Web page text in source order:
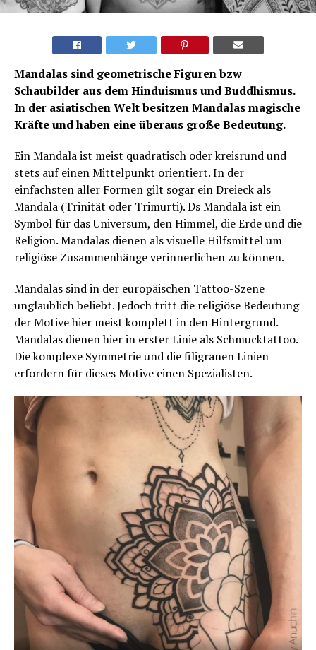
Mandalas sind geometrische Figuren bzw
Schaubilder aus dem Hinduismus und Buddhismus.
In der asiatischen Welt besitzen Mandalas magische
Kräfte und haben eine überaus große Bedeutung.
Ein Mandala ist meist quadratisch oder kreisrund und
stets auf einen Mittelpunkt orientiert. In der
einfachsten aller Formen gilt sogar ein Dreieck als
Mandala (Trinität oder Trimurti). Ds Mandala ist ein
Symbol für das Universum, den Himmel, die Erde und die
Religion. Mandalas dienen als visuelle Hilfsmittel um
religiöse Zusammenhänge verinnerlichen zu können.
Mandalas sind in der europäischen Tattoo-Szene
unglaublich beliebt. Jedoch tritt die religiöse Bedeutung
der Motive hier meist komplett in den Hintergrund.
Mandalas dienen hier in erster Linie als Schmucktattoo.
Die komplexe Symmetrie und die filigranen Linien
erfordern für dieses Motive einen Spezialisten.